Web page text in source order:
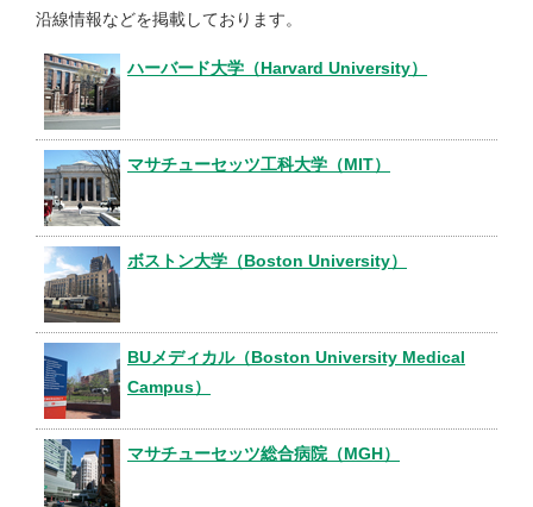
沿線情報などを掲載しております。
ハーバード大学（Harvard University）
マサチューセッツ工科大学（MIT）
ボストン大学（Boston University）
BUメディカル（Boston University Medical
Campus）
マサチューセッツ総合病院（MGH）